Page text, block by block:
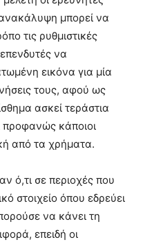
μπορεί να
τις ρυθμιστικές
να
εικόνα για μία
τους, αφού ως
ασκεί τεράστια
προφανώς κάποιοι
από τα χρήματα.
ό,τι σε περιοχές που
στοιχείο όπου εδρεύει
να κάνει τη
επειδή οι